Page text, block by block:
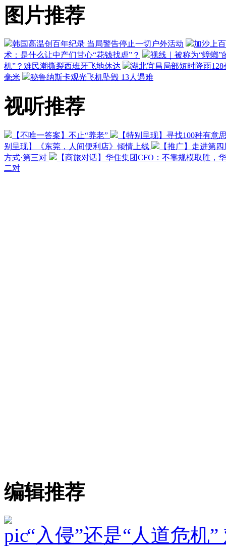
图片推荐
韩国高温创百年纪录 当局警告停止一切户外活动
加沙上
术：是什么让中产们甘心“花钱找虐”？
视线｜被称为“蟑螂
机”？难民潮撕裂西班牙飞地休达
湖北宜昌局部短时降雨
毫米
秘鲁纳斯卡观光飞机坠毁 13人遇难
视听推荐
【不唯一答案】不止“养老”
【特别呈现】寻找100种有意
别呈现】《东莞，人间便利店》倾情上线
【推广】走进第
方式·第三对
【商旅对话】华住集团CFO：不靠规模取胜，
二对
编辑推荐
“入侵”还是“人道危机